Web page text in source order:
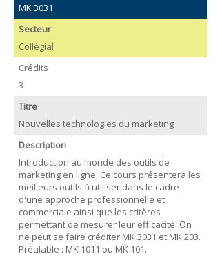
MK 3031
Secteur
Collégial
Crédits
3
Titre
Nouvelles technologies du marketing
Description
Introduction au monde des outils de
marketing en ligne. Ce cours présentera les
meilleurs outils à utiliser dans le cadre
d'une approche professionnelle et
commerciale ainsi que les critères
permettant de mesurer leur efficacité. On
ne peut se faire créditer MK 3031 et MK 203.
Préalable : MK 1011 ou MK 101.